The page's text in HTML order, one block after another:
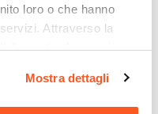
loro o che hanno
Attraverso la
gestire le proprie
si invita a leggere la
Mostra dettagli